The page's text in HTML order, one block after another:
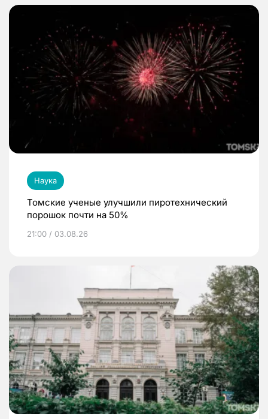
Наука
Томские ученые улучшили пиротехнический
порошок почти на 50%
21:00 / 03.08.26